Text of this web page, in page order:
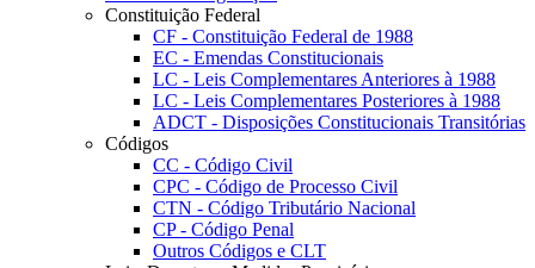
Constituição Federal
CF - Constituição Federal de 1988
EC - Emendas Constitucionais
LC - Leis Complementares Anteriores à 1988
LC - Leis Complementares Posteriores à 1988
ADCT - Disposições Constitucionais Transitórias
Códigos
CC - Código Civil
CPC - Código de Processo Civil
CTN - Código Tributário Nacional
CP - Código Penal
Outros Códigos e CLT